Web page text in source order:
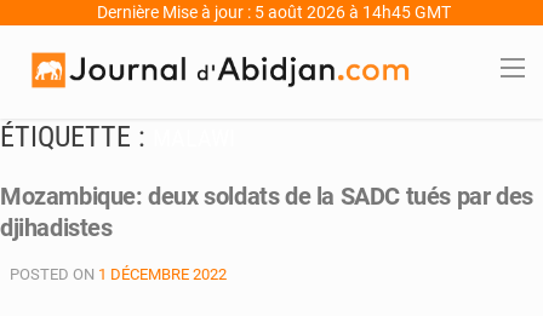
Dernière Mise à jour : 5 août 2026 à 14h45 GMT
ÉTIQUETTE :
Mozambique: deux soldats de la SADC tués par des
djihadistes
POSTED ON 1 DÉCEMBRE 2022